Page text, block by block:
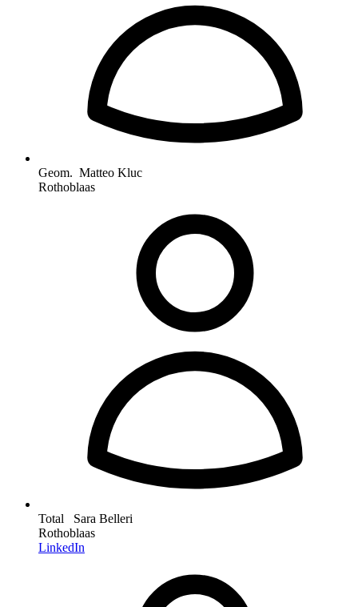
Geom. Matteo Kluc
Rothoblaas
Total Sara Belleri
Rothoblaas
LinkedIn